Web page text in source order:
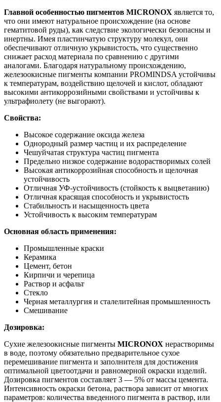
Главной особенностью пигментов MICRONOX является то,
что они имеют натуральное происхождение (на основе
гематитовой руды), как следствие экологически безопасны и
инертны. Имея пластинчатую структуру молекул, они
обеспечивают отличную укрывистость, что существенно
снижает расход материала по сравнению с другими
аналогами. Благодаря натуральному происхождению,
железоокисные пигменты компании PROMINDSA устойчивы
к температурам, воздействию щелочей и кислот, обладают
высокими антикоррозийными свойствами и устойчивы к
ультрафиолету (не выгорают).
Свойства:
Высокое содержание оксида железа
Однородный размер частиц и их распределение
Чешуйчатая структура частиц пигмента
Предельно низкое содержание водорастворимых солей
Высокая антикоррозийная способность и щелочная
устойчивость
Отличная УФ-устойчивость (стойкость к выцветанию)
Отличная красящая способность и укрывистость
Стабильность и насыщенность цвета
Устойчивость к высоким температурам
Основная область применения:
Промышленные краски
Керамика
Цемент, бетон
Кирпичи и черепица
Раствор и асфальт
Стекло
Черная металлургия и сталелитейная промышленность
Смешивание
Дозировка:
Сухие железоокисные пигменты MICRONOX нерастворимы
в воде, поэтому обязательно предварительное сухое
перемешивание пигмента и заполнителя для достижения
оптимальной цветоотдачи и равномерной окраски изделий.
Дозировка пигментов составляет 3 ― 5% от массы цемента.
Интенсивность окраски бетона, раствора зависит от многих
параметров: количества введенного пигмента в раствор, или